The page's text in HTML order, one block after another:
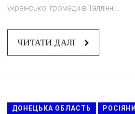
української громади в Таллінні...
ЧИТАТИ ДАЛІ
ДОНЕЦЬКА ОБЛАСТЬ РОСІЯНИ